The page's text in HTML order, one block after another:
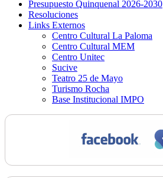
Presupuesto Quinquenal 2026-2030
Resoluciones
Links Externos
Centro Cultural La Paloma
Centro Cultural MEM
Centro Unitec
Sucive
Teatro 25 de Mayo
Turismo Rocha
Base Institucional IMPO